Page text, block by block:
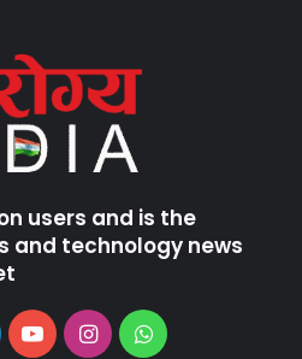
users and is the
and technology news
YouTubeInstagramWhatsApp